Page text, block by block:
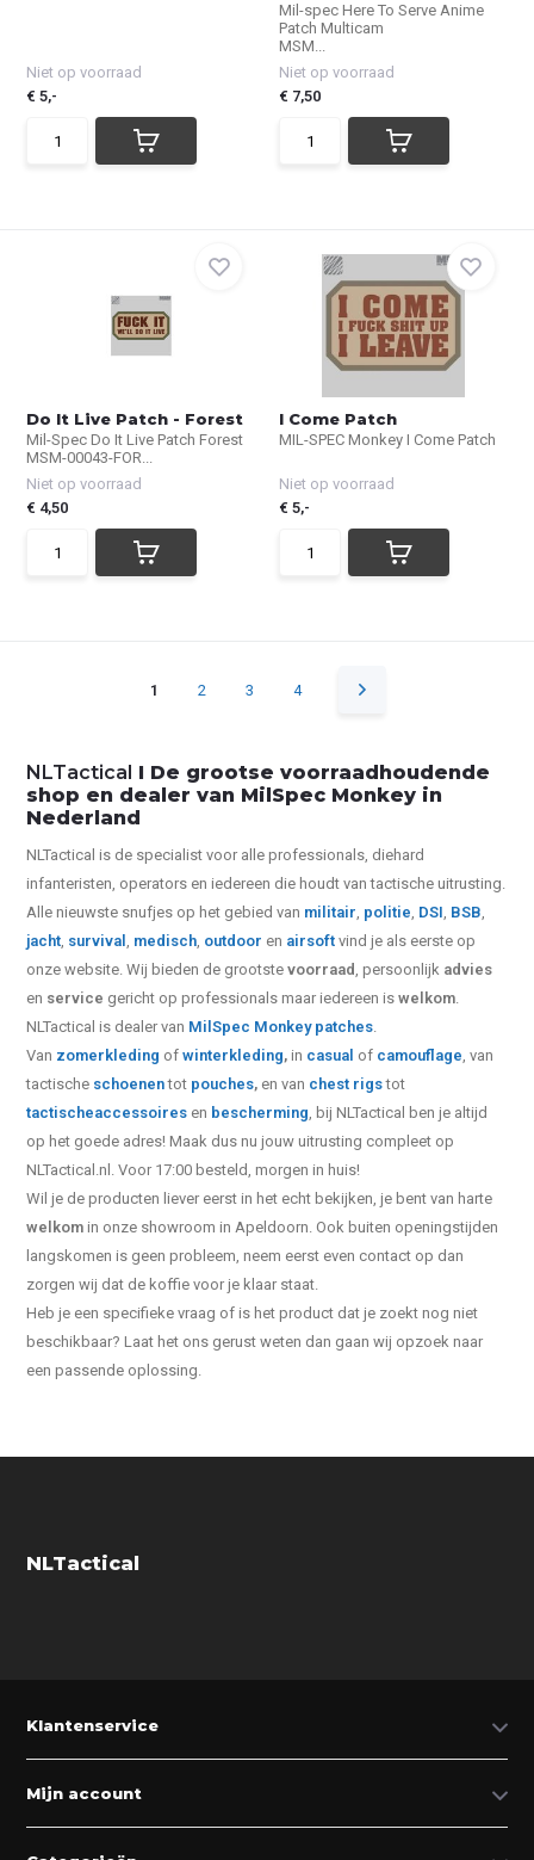
Niet op voorraad
€ 5,-
Mil-spec Here To Serve Anime
Patch Multicam
MSM...
Niet op voorraad
€ 7,50
Do It Live Patch - Forest
Mil-Spec Do It Live Patch Forest
MSM-00043-FOR...
Niet op voorraad
€ 4,50
I Come Patch
MIL-SPEC Monkey I Come Patch
Niet op voorraad
€ 5,-
1 2 3 4
NLTactical I De grootse voorraadhoudende
shop en dealer van MilSpec Monkey in
Nederland
NLTactical is de specialist voor alleprofessionals, diehard
infanteristen, operators en iedereen die houdt van tactische uitrusting.
Alle nieuwste snufjes op het gebied van militair, politie, DSI, BSB,
jacht, survival, medisch, outdoor en airsoft vind je als eerste op
onze website.Wij bieden de grootstevoorraad, persoonlijk advies
en service gericht op professionals maar iedereen iswelkom.
NLTactical is dealer van MilSpec Monkey patches.
Van zomerkleding ofwinterkleding, in casual of camouflage, van
tactische schoenentot pouches, en van chest rigstot
tactischeaccessoires en bescherming, bij NLTactical ben je altijd
op het goede adres! Maak dus nu jouw uitrusting compleet op
NLTactical.nl. Voor 17:00 besteld, morgen in huis!
Wil je de producten liever eerst in het echt bekijken, je bent van harte
welkom in onze showroom in Apeldoorn. Ook buiten openingstijden
langskomen is geen probleem, neem eerst even contact op dan
zorgen wij dat de koffie voor je klaar staat.
Heb je een specifieke vraag of is het product dat je zoekt nog niet
beschikbaar? Laat het ons gerust weten dan gaan wij opzoek naar
een passende oplossing.
NLTactical
Klantenservice
Mijn account